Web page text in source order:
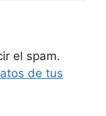
el spam.
de tus